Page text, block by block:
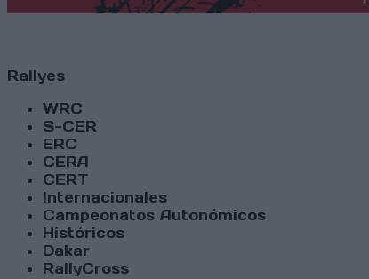
Rallyes
WRC
S-CER
ERC
CERA
CERT
Internacionales
Campeonatos Autonómicos
Históricos
Dakar
RallyCross